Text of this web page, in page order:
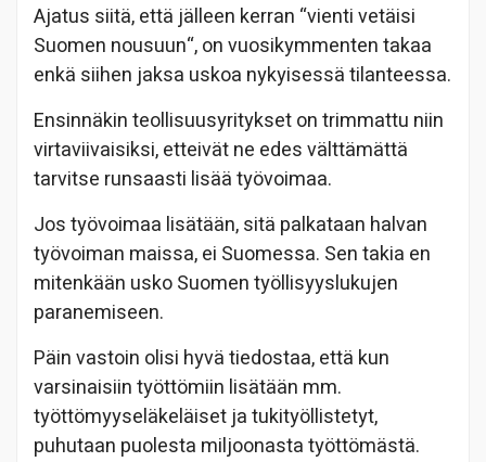
Ajatus siitä, että jälleen kerran “vienti vetäisi
Suomen nousuun“, on vuosikymmenten takaa
enkä siihen jaksa uskoa nykyisessä tilanteessa.
Ensinnäkin teollisuusyritykset on trimmattu niin
virtaviivaisiksi, etteivät ne edes välttämättä
tarvitse runsaasti lisää työvoimaa.
Jos työvoimaa lisätään, sitä palkataan halvan
työvoiman maissa, ei Suomessa. Sen takia en
mitenkään usko Suomen työllisyyslukujen
paranemiseen.
Päin vastoin olisi hyvä tiedostaa, että kun
varsinaisiin työttömiin lisätään mm.
työttömyyseläkeläiset ja tukityöllistetyt,
puhutaan puolesta miljoonasta työttömästä.